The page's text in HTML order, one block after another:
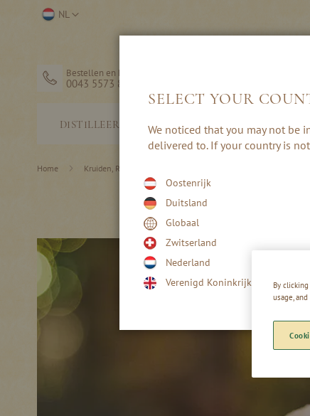
Ga
Selecteer
NL
Bestellen en hulp
0043 5573 82203
DISTILLEERDERIJ
DRANK
Home Kruiden, Rum & Punch
By
usage,
SELECT YOUR
We noticed that you may not be
delivered to. If your country is
Oostenrijk
Duitsland
Globaal
Zwitserland
Nederland
Verenigd Koninkrijk